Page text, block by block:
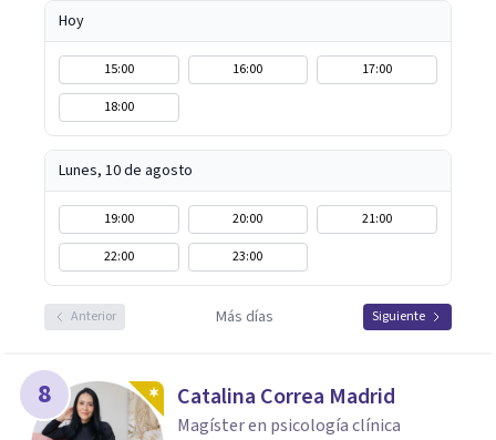
bienestar emocional.
Hoy
15:00 16:00
17:00
18:00
Lunes, 10 de agosto
19:00 20:00
21:00
22:00
23:00
Anterior Más días Siguiente
8 Catalina Correa Madrid
Magíster en psicología clínica